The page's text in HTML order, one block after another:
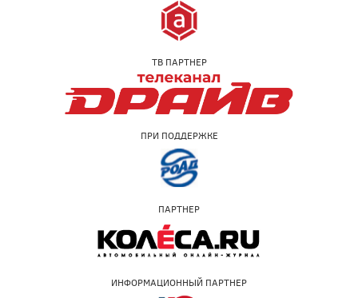
ТВ ПАРТНЕР
ПРИ ПОДДЕРЖКЕ
ПАРТНЕР
ИНФОРМАЦИОННЫЙ ПАРТНЕР